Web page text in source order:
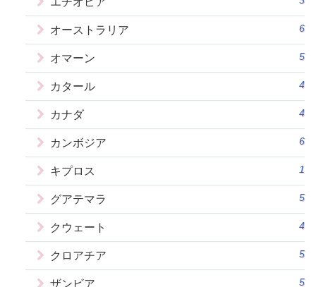
オーストラリア 6
オマーン 5
カタール 4
カナダ 4
カンボジア 6
キプロス 1
グアテマラ 5
クウェート 4
クロアチア 5
ザンビア 5